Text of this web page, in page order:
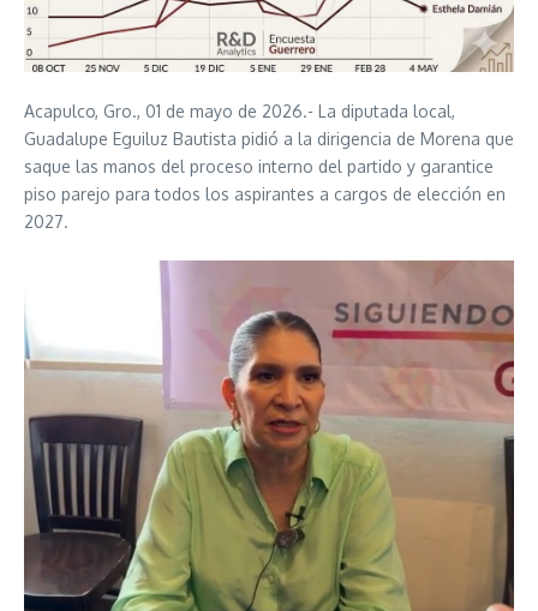
Acapulco, Gro., 01 de mayo de 2026.- La diputada local,
Guadalupe Eguiluz Bautista pidió a la dirigencia de Morena que
saque las manos del proceso interno del partido y garantice
piso parejo para todos los aspirantes a cargos de elección en
2027.